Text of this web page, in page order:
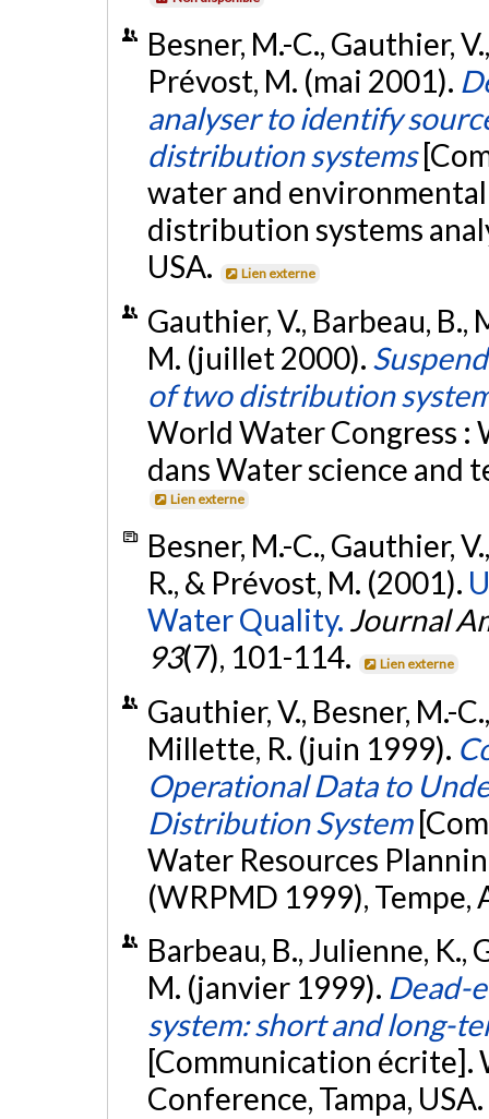
Besner, M.-C., Gauthier,
Prévost, M. (mai 2001).
analyser to identify
distribution systems
water and
distribution systems
USA.
Lien externe
Gauthier, V., Barbeau, B.,
M. (juillet 2000).
of two distribution
World Water Congress :
dans Water science and
Lien externe
Besner, M.-C., Gauthier,
R., & Prévost, M. (2001).
Water Quality. Journal
93(7), 101-114. Lien externe
Gauthier, V., Besner, M.-
Millette, R. (juin 1999).
Operational Data to
Distribution System
Water Resources
(WRPMD 1999), Tempe,
Barbeau, B., Julienne, K.,
M. (janvier 1999). Dead-
system: short and long-
[Communication écrite].
Conference, Tampa, USA.